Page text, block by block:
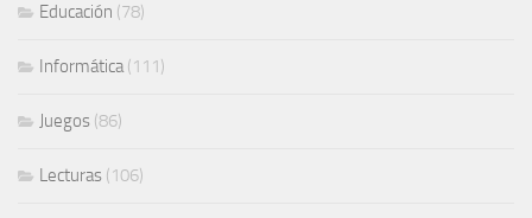
Educación (78)
Informática(111)
Juegos (86)
Lecturas (106)